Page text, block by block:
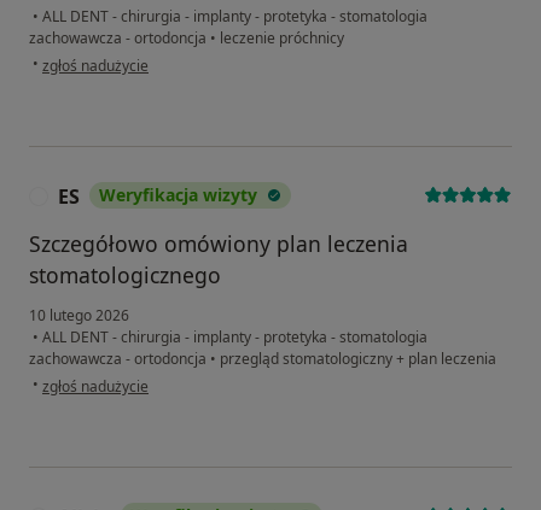
• ALL DENT - chirurgia - implanty - protetyka - stomatologia
zachowawcza - ortodoncja • leczenie próchnicy
• w opinii użytkownika PW
zgłoś nadużycie
ES Weryfikacja wizyty
Szczegółowo omówiony plan leczenia
stomatologicznego
10 lutego 2026
• ALL DENT - chirurgia - implanty - protetyka - stomatologia
zachowawcza - ortodoncja • przegląd stomatologiczny + plan leczenia
• w opinii użytkownika ES
zgłoś nadużycie